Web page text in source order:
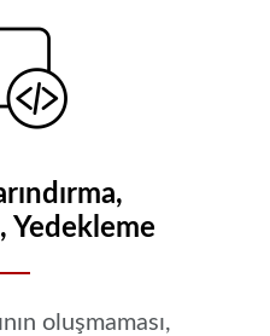
Yedekleme
oluşmaması,